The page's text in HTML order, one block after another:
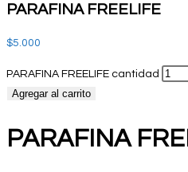
PARAFINA FREELIFE
$5.000
PARAFINA FREELIFE cantidad
Agregar al carrito
PARAFINA